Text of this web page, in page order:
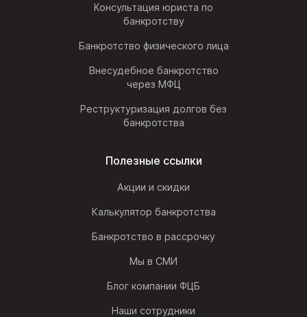
Консультация юриста по
банкротству
Банкротство физического лица
Внесудебное банкротство
через МФЦ
Реструктуризация долгов без
банкротства
Полезные ссылки
Акции и скидки
Калькулятор банкротства
Банкротство в рассрочку
Мы в СМИ
Блог компании ФЦБ
Наши сотрудники